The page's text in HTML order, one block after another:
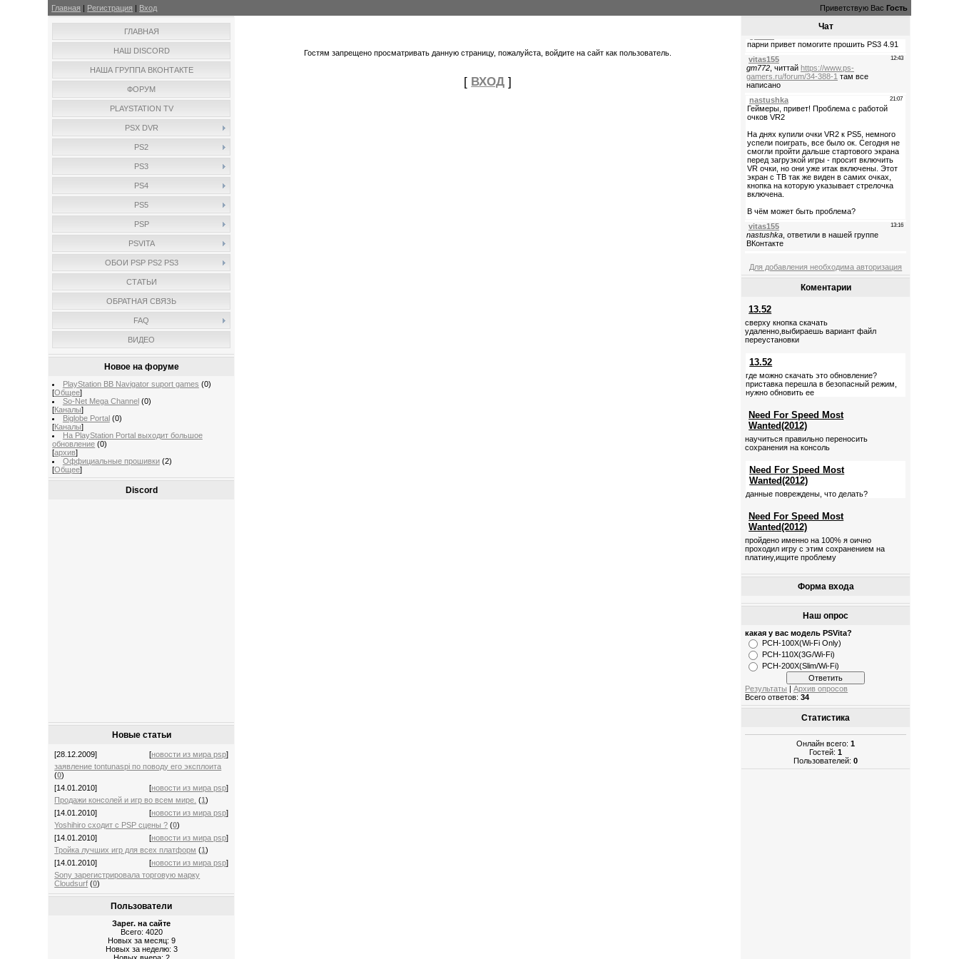
Главная | Регистрация | Вход Приветствую Вас Гость
ГЛАВНАЯ
НАШ DISCORD
НАША ГРУППА ВКОНТАКТЕ
ФОРУМ
PLAYSTATION TV
PSX DVR
PS2
PS3
PS4
PS5
PSP
PSVITA
ОБОИ PSP PS2 PS3
СТАТЬИ
ОБРАТНАЯ СВЯЗЬ
FAQ
ВИДЕО
Новое на форуме
PlayStation BB Navigator suport games (0)
[Общее]
So-Net Mega Channel (0)
[Каналы]
Biglobe Portal (0)
[Каналы]
На PlayStation Portal выходит большое
обновление (0)
[архив]
Оффициальные прошивки (2)
[Общее]
Discord
Новые статьи
[28.12.2009] [новости из мира psp]
заявление tontunaspi по поводу его эксплоита
(0)
[14.01.2010]
[новости из мира psp]
Продажи консолей и игр во всем мире. (1)
[14.01.2010]
[новости из мира psp]
Yoshihiro сходит с PSP сцены ? (0)
[14.01.2010]
[новости из мира psp]
Тройка лучших игр для всех платформ (1)
[14.01.2010]
[новости из мира psp]
Sony зарегистрировала торговую марку
Cloudsurf (0)
Пользователи
Зарег. на сайте
Всего: 4020
Новых за месяц: 9
Новых за неделю: 3
Гостям запрещено просматривать данную страницу, пожалуйста, войдите на сайт как пользователь.
[ ВХОД ]
Чат
Для добавления необходима авторизация
Коментарии
13.52
сверху кнопка скачать
удаленно,выбираешь вариант файл
переустановки
13.52
где можно скачать это обновление?
приставка перешла в безопасный режим,
нужно обновить ее
Need For Speed Most
Wanted(2012)
научиться правильно переносить
сохранения на консоль
Need For Speed Most
Wanted(2012)
данные повреждены, что делать?
Need For Speed Most
Wanted(2012)
пройдено именно на 100% я оично
проходил игру с этим сохранением на
платину,ищите проблему
Форма входа
Наш опрос
какая у вас модель PSVita?
РСН-100X(Wi-Fi Only)
PCH-110X(3G/Wi-Fi)
PCH-200X(Slim/Wi-Fi)
Результаты |Архив опросов
Всего ответов:34
Статистика
Онлайн всего:1
Гостей:1
Пользователей:0